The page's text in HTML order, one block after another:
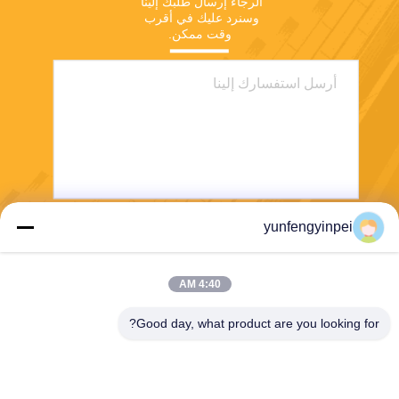
وقت ممكن.
yunfengyinpei
4:40 AM
Good day, what product are you looking for?